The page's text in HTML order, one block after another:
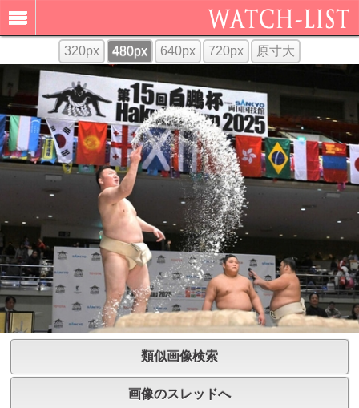
320px 480px 640px 720px 原寸大
類似画像検索
画像のスレッドへ